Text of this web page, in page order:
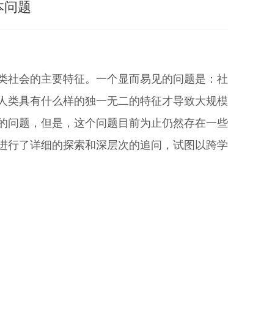
问题
社会的主要特征。一个显而易见的问题是：社
类具有什么样的独一无二的特征才导致大规模
问题，但是，这个问题目前为止仍然存在一些
行了详细的探索和深层次的追问，试图以跨学